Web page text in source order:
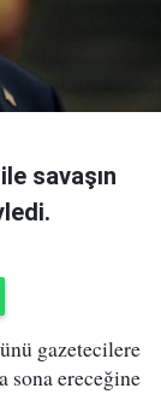
savaşın
gazetecilere
sona ereceğine